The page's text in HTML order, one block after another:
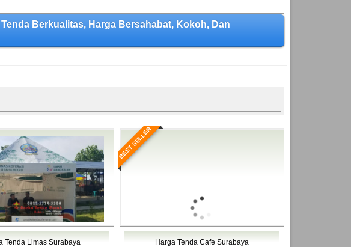
Berkualitas, Harga Bersahabat, Kokoh, Dan
Tenda Limas Surabaya
BEST SELLER
Harga Tenda Cafe Surabaya